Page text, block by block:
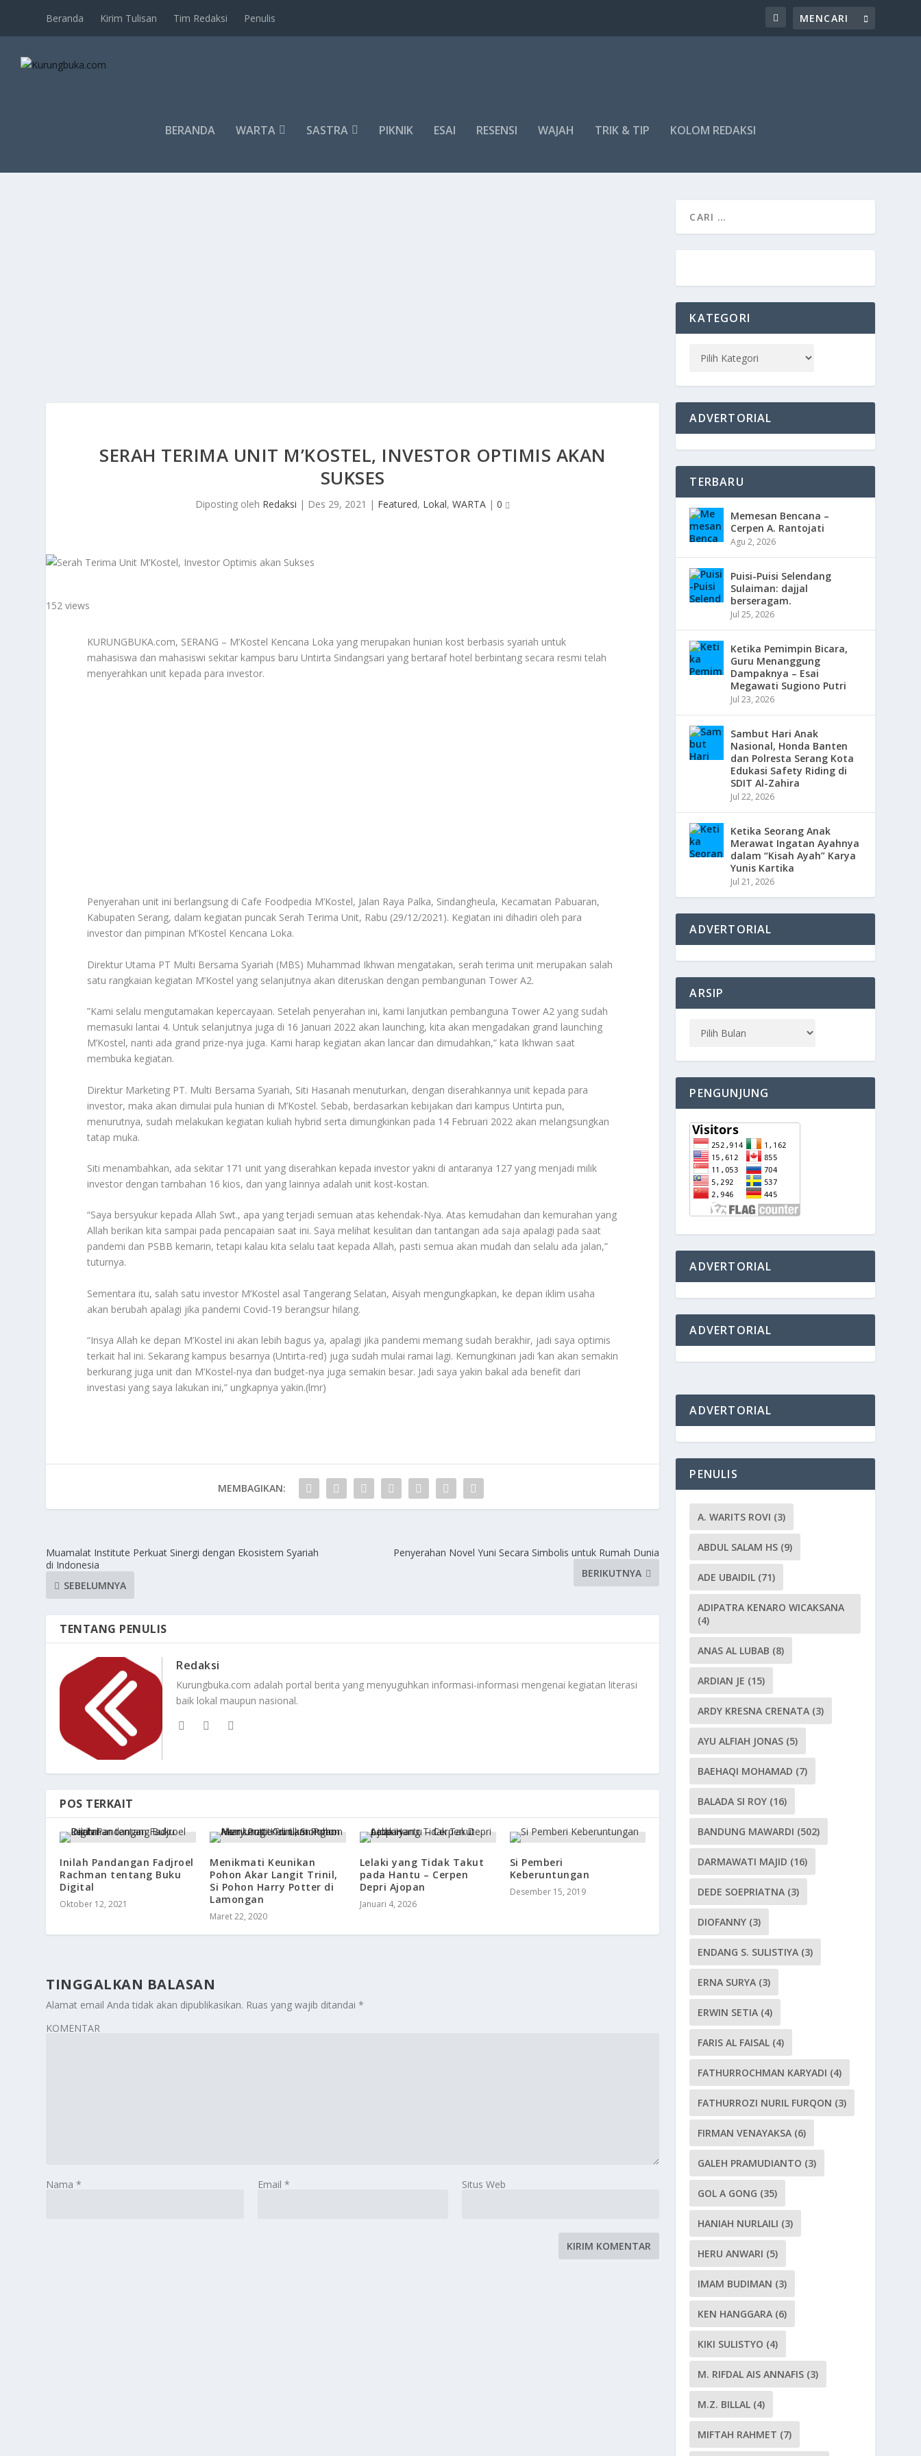
Beranda Kirim Tulisan Tim Redaksi Penulis
BERANDA WARTA SASTRA PIKNIK ESAI RESENSI WAJAH TRIK & TIP KOLOM REDAKSI
SERAH TERIMA UNIT M’KOSTEL, INVESTOR OPTIMIS AKAN
SUKSES
Diposting oleh Redaksi | Des 29, 2021 | Featured, Lokal,WARTA |0
152 views
KURUNGBUKA.com, SERANG – M’Kostel Kencana Loka yang merupakan hunian kost berbasis syariah untuk
mahasiswa dan mahasiswi sekitar kampus baru Untirta Sindangsari yang bertaraf hotel berbintang secara resmi telah
menyerahkan unit kepada para investor.
Penyerahan unit ini berlangsung di Cafe Foodpedia M’Kostel, Jalan Raya Palka, Sindangheula, Kecamatan Pabuaran,
Kabupaten Serang, dalam kegiatan puncak Serah Terima Unit, Rabu (29/12/2021). Kegiatan ini dihadiri oleh para
investor dan pimpinan M’Kostel Kencana Loka.
Direktur Utama PT Multi Bersama Syariah (MBS) Muhammad Ikhwan mengatakan, serah terima unit merupakan salah
satu rangkaian kegiatan M’Kostel yang selanjutnya akan diteruskan dengan pembangunan Tower A2.
”Kami selalu mengutamakan kepercayaan. Setelah penyerahan ini, kami lanjutkan pembanguna Tower A2 yang sudah
memasuki lantai 4. Untuk selanjutnya juga di 16 Januari 2022 akan launching, kita akan mengadakan grand launching
M’Kostel, nanti ada grand prize-nya juga. Kami harap kegiatan akan lancar dan dimudahkan,” kata Ikhwan saat
membuka kegiatan.
Direktur Marketing PT. Multi Bersama Syariah, Siti Hasanah menuturkan, dengan diserahkannya unit kepada para
investor, maka akan dimulai pula hunian di M’Kostel. Sebab, berdasarkan kebijakan dari kampus Untirta pun,
menurutnya, sudah melakukan kegiatan kuliah hybrid serta dimungkinkan pada 14 Februari 2022 akan melangsungkan
tatap muka.
Siti menambahkan, ada sekitar 171 unit yang diserahkan kepada investor yakni di antaranya 127 yang menjadi milik
investor dengan tambahan 16 kios, dan yang lainnya adalah unit kost-kostan.
“Saya bersyukur kepada Allah Swt., apa yang terjadi semuan atas kehendak-Nya. Atas kemudahan dan kemurahan yang
Allah berikan kita sampai pada pencapaian saat ini. Saya melihat kesulitan dan tantangan ada saja apalagi pada saat
pandemi dan PSBB kemarin, tetapi kalau kita selalu taat kepada Allah, pasti semua akan mudah dan selalu ada jalan,”
tuturnya.
Sementara itu, salah satu investor M’Kostel asal Tangerang Selatan, Aisyah mengungkapkan, ke depan iklim usaha
akan berubah apalagi jika pandemi Covid-19 berangsur hilang.
“Insya Allah ke depan M’Kostel ini akan lebih bagus ya, apalagi jika pandemi memang sudah berakhir, jadi saya optimis
terkait hal ini. Sekarang kampus besarnya (Untirta-red) juga sudah mulai ramai lagi. Kemungkinan jadi ‘kan akan semakin
berkurang juga unit dan M’Kostel-nya dan budget-nya juga semakin besar. Jadi saya yakin bakal ada benefit dari
investasi yang saya lakukan ini,” ungkapnya yakin.(lmr)
MEMBAGIKAN:
Muamalat Institute Perkuat Sinergi dengan Ekosistem Syariah
di Indonesia
SEBELUMNYA
Penyerahan Novel Yuni Secara Simbolis untuk Rumah Dunia
BERIKUTNYA
TENTANG PENULIS
Redaksi
Kurungbuka.com adalah portal berita yang menyuguhkan informasi-informasi mengenai kegiatan literasi
baik lokal maupun nasional.
POS TERKAIT
Inilah Pandangan Fadjroel
Rachman tentang Buku
Digital
Oktober 12, 2021
Menikmati Keunikan
Pohon Akar Langit Trinil,
Si Pohon Harry Potter di
Lamongan
Maret 22, 2020
Lelaki yang Tidak Takut
pada Hantu – Cerpen
Depri Ajopan
Januari 4, 2026
Si Pemberi
Keberuntungan
Desember 15, 2019
TINGGALKAN BALASAN
Alamat email Anda tidak akan dipublikasikan. Ruas yang wajib ditandai*
KOMENTAR
Nama* Email * Situs Web
KATEGORI
ADVERTORIAL
TERBARU
Memesan Bencana –
Cerpen A. Rantojati
Agu 2, 2026
Puisi-Puisi Selendang
Sulaiman: dajjal
berseragam.
Jul 25, 2026
Ketika Pemimpin Bicara,
Guru Menanggung
Dampaknya – Esai
Megawati Sugiono Putri
Jul 23, 2026
Sambut Hari Anak
Nasional, Honda Banten
dan Polresta Serang Kota
Edukasi Safety Riding di
SDIT Al-Zahira
Jul 22, 2026
Ketika Seorang Anak
Merawat Ingatan Ayahnya
dalam “Kisah Ayah” Karya
Yunis Kartika
Jul 21, 2026
ADVERTORIAL
ARSIP
PENGUNJUNG
ADVERTORIAL
ADVERTORIAL
ADVERTORIAL
PENULIS
A. WARITS ROVI (3)
ABDUL SALAM HS (9)
ADE UBAIDIL (71)
ADIPATRA KENARO WICAKSANA
(4)
ANAS AL LUBAB (8)
ARDIAN JE (15)
ARDY KRESNA CRENATA (3)
AYU ALFIAH JONAS (5)
BAEHAQI MOHAMAD (7)
BALADA SI ROY (16)
BANDUNG MAWARDI (502)
DARMAWATI MAJID (16)
DEDE SOEPRIATNA (3)
DIOFANNY (3)
ENDANG S. SULISTIYA (3)
ERNA SURYA (3)
ERWIN SETIA (4)
FARIS AL FAISAL (4)
FATHURROCHMAN KARYADI (4)
FATHURROZI NURIL FURQON (3)
FIRMAN VENAYAKSA (6)
GALEH PRAMUDIANTO (3)
GOL A GONG (35)
HANIAH NURLAILI (3)
HERU ANWARI (5)
IMAM BUDIMAN (3)
KEN HANGGARA (6)
KIKI SULISTYO (4)
M. RIFDAL AIS ANNAFIS (3)
M.Z. BILLAL (4)
MIFTAH RAHMET (7)